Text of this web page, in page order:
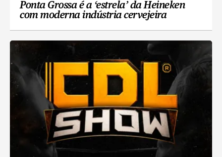
Ponta Grossa é a ‘estrela’ da Heineken
com moderna indústria cervejeira